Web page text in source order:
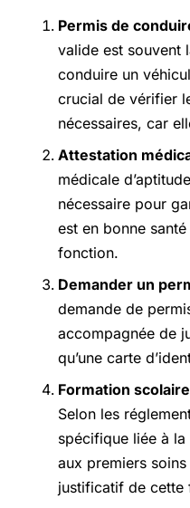
Permis de
valide est souvent
conduire un
crucial de vérifier
nécessaires, car
Attestation
médicale
nécessaire pour
est en bonne
fonction.
Demander un
demande de
accompagnée de
qu’une carte
Formation
Selon les
spécifique liée à la
aux premiers
justificatif de cette